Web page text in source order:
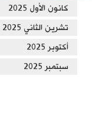
كانون الأول 2025
تشرين الثاني 2025
أكتوبر 2025
سبتمبر 2025